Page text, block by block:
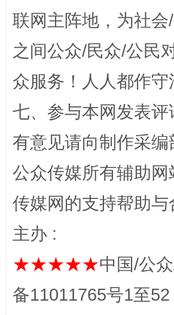
联网主阵地，为社
之间公众/民众/公民
众服务！人人都作守
七、参与本网发表
有意见请向制作采
公众传媒所有辅助
传媒网的支持帮助
主办 :
★★★★★中国/公
备11011765号1至